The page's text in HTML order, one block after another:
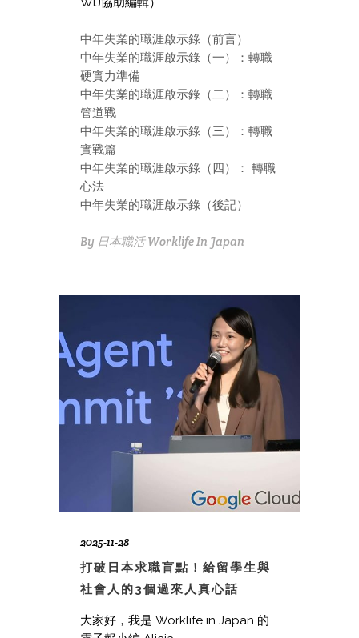
中年失業的職涯啟示錄（前言）
中年失業的職涯啟示錄（一）：轉職
硬實力準備
中年失業的職涯啟示錄（二）：轉職
管道戰
中年失業的職涯啟示錄（三）：轉職
實戰篇
中年失業的職涯啟示錄（四）： 轉職
心法
中年失業的職涯啟示錄（後記）
By 日本職活 Worklife In Japan
2025-11-28
打破日本求職盲點！給留學生與
社會人的3個過來人真心話
大家好，我是 Worklife in Japan 的